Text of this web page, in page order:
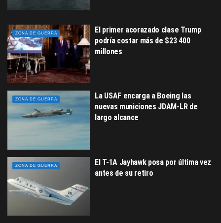
ZONA DE GUERRA
El primer acorazado clase Trump
podría costar más de $23 400
millones
ZONA DE GUERRA
La USAF encarga a Boeing las
nuevas municiones JDAM-LR de
largo alcance
ZONA DE GUERRA
El T-1A Jayhawk posa por última vez
antes de su retiro